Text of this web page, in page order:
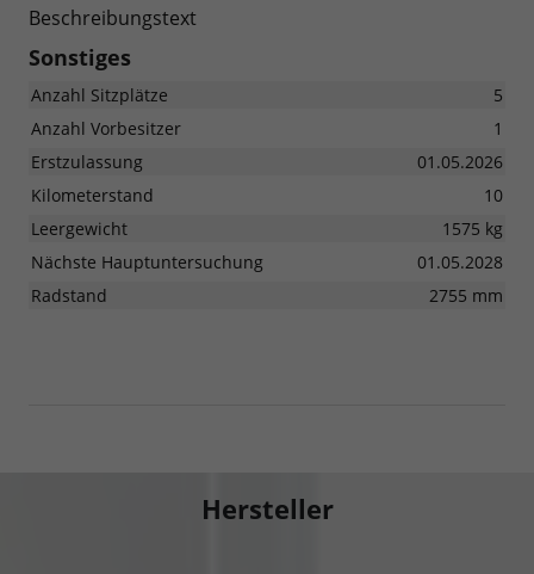
Beschreibungstext
Sonstiges
Anzahl Sitzplätze
5
Anzahl Vorbesitzer
1
Erstzulassung
01.05.2026
Kilometerstand
10
Leergewicht
1575 kg
Nächste Hauptuntersuchung
01.05.2028
Radstand
2755 mm
Hersteller